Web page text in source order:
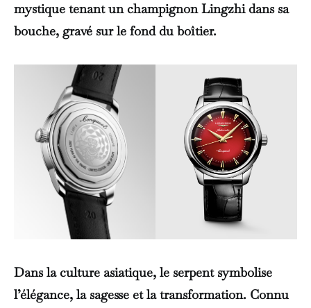
mystique tenant un champignon Lingzhi dans sa
bouche, gravé sur le fond du boîtier.
Dans la culture asiatique, le serpent symbolise
l’élégance, la sagesse et la transformation. Connu